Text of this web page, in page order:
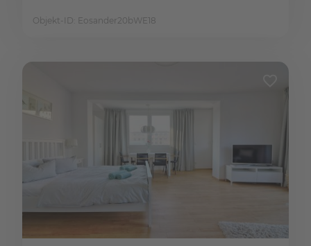
Objekt-ID: Eosander20bWE18